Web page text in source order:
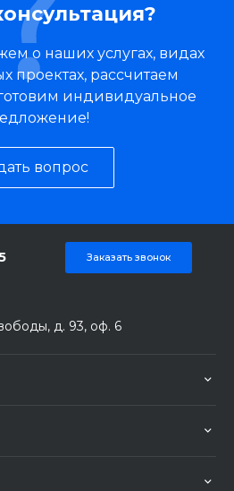
о наших услугах, видах
проектах, рассчитаем
индивидуальное
вопрос
Заказать звонок
д. 93, оф. 6